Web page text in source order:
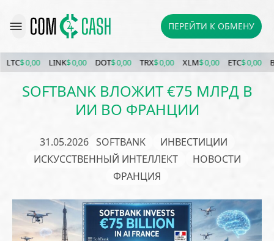
ПЕРЕЙТИ К ОБМЕНУ
$ 0,00 LINK$ 0,00 DOT $ 0,00 TRX $ 0,00 XLM$ 0,00 ETC $ 0,00 BCH
SOFTBANK ВЛОЖИТ €75 МЛРД В
ИИ ВО ФРАНЦИИ
31.05.2026 SOFTBANK
ИНВЕСТИЦИИ
ИСКУССТВЕННЫЙ ИНТЕЛЛЕКТ
НОВОСТИ
ФРАНЦИЯ